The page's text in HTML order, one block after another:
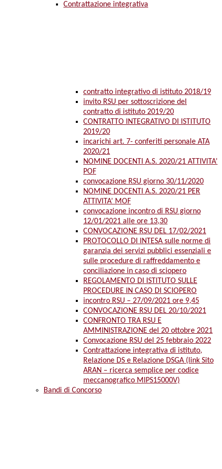
Contrattazione integrativa
contratto integrativo di istituto 2018/19
invito RSU per sottoscrizione del
contratto di istituto 2019/20
CONTRATTO INTEGRATIVO DI ISTITUTO
2019/20
incarichi art. 7- conferiti personale ATA
2020/21
NOMINE DOCENTI A.S. 2020/21 ATTIVITA’
POF
convocazione RSU giorno 30/11/2020
NOMINE DOCENTI A.S. 2020/21 PER
ATTIVITA’ MOF
convocazione incontro di RSU giorno
12/01/2021 alle ore 13,30
CONVOCAZIONE RSU DEL 17/02/2021
PROTOCOLLO DI INTESA sulle norme di
garanzia dei servizi pubblici essenziali e
sulle procedure di raffreddamento e
conciliazione in caso di sciopero
REGOLAMENTO DI ISTITUTO SULLE
PROCEDURE IN CASO DI SCIOPERO
incontro RSU – 27/09/2021 ore 9,45
CONVOCAZIONE RSU DEL 20/10/2021
CONFRONTO TRA RSU E
AMMINISTRAZIONE del 20 ottobre 2021
Convocazione RSU del 25 febbraio 2022
Contrattazione integrativa di istituto,
Relazione DS e Relazione DSGA (link Sito
ARAN – ricerca semplice per codice
meccanografico MIPS15000V)
Bandi di Concorso